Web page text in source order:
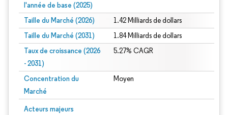
l'année de base (2025)
Taille du Marché (2026) 1.42 Milliards de dollars
Taille du Marché (2031) 1.84 Milliards de dollars
Taux de croissance (2026
- 2031)
5.27% CAGR
Concentration du
Marché
Moyen
Acteurs majeurs
Image © Mordor Intelligence. La réutilisation nécessite une attribution sous CC